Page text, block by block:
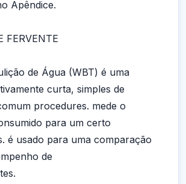
Apêndice.
FERVENTE
de Água (WBT) é uma
curta, simples de
procedures. mede o
para um certo
é usado para uma comparação
de